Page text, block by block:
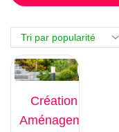
Création &
Aménagement